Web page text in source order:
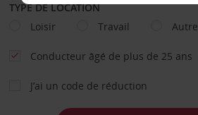
TYPE DE LOCATION
Loisir
Travail Autre
Conducteur âgé de plus de 25 ans
J’ai un code de réduction